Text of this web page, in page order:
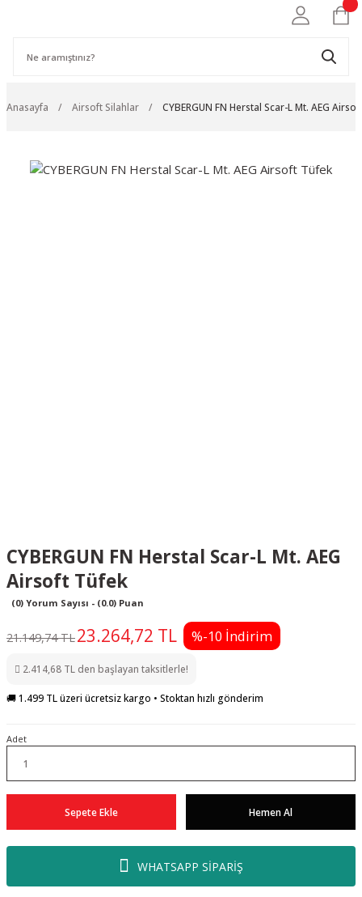
Anasayfa Airsoft Silahlar CYBERGUN FN Herstal Scar-L Mt. AEG
CYBERGUN FN Herstal Scar-L Mt. AEG
Airsoft Tüfek
(0) Yorum Sayısı - (0.0) Puan
21.149,74 TL23.264,72 TL %-10 İndirim
2.414,68 TL den başlayan taksitlerle!
🚚 1.499 TL üzeri ücretsiz kargo • Stoktan hızlı gönderim
Adet
Sepete Ekle Hemen Al
WHATSAPP SİPARİŞ